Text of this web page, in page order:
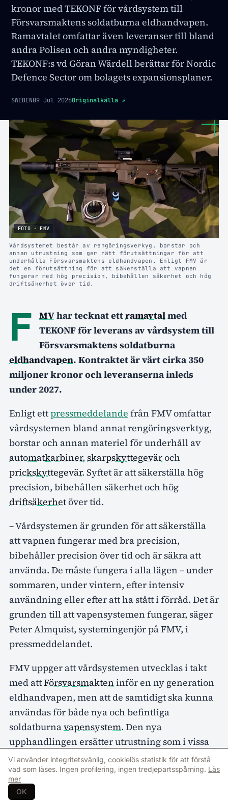
kronor med TEKONF för vårdsystem till
Försvarsmaktens soldatburna eldhandvapen.
Ramavtalet omfattar även leveranser till bland
andra Polisen och andra myndigheter.
TEKONF:s vd Göran Wärdell berättar för Nordic
Defence Sector om bolagets expansionsplaner.
SWEDEN09 Jul 2026Originalkälla ↗
FOTO · FMV
Vårdsystemet består av rengöringsverkyg, borstar och
annan utrustning som ger rätt förutsättningar för att
underhålla Försvarsmaktens eldhandvapen. Enligt FMV är
det en förutsättning för att säkerställa att vapnen
fungerar med hög precision, bibehållen säkerhet och hög
driftsäkerhet över tid.
F MVhar tecknat ettramavtalmed
TEKONF för leverans av vårdsystem till
Försvarsmaktens soldatburna
eldhandvapen. Kontraktet är värt cirka 350
miljoner kronor och leveranserna inleds
under 2027.
Enligt ettpressmeddelande från FMV omfattar
vårdsystemen bland annat rengöringsverktyg,
borstar och annan materiel för underhåll av
automatkarbiner, skarpskyttegeväroch
prickskyttegevär. Syftet är att säkerställa hög
precision, bibehållen säkerhet och hög
driftsäkerhetöver tid.
– Vårdsystemen är grunden för att säkerställa
att vapnen fungerar med bra precision,
bibehåller precision över tid och är säkra att
använda. De måste fungera i alla lägen – under
sommaren, under vintern, efter intensiv
användning eller efter att ha stått i förråd. Det är
grunden till att vapensystemen fungerar, säger
Peter Almquist, systemingenjör på FMV, i
pressmeddelandet.
FMV uppger att vårdsystemen utvecklas i takt
med attFörsvarsmakten inför en ny generation
eldhandvapen, men att de samtidigt ska kunna
användas för både nya och befintliga
soldatburnavapensystem. Den nya
upphandlingen ersätter utrustning som i vissa
fall köptes in redan under 1980-talet.
– Tidigare har vi använt äldre utrustning. Nu får
vi moderna borstar och rengöringsverktyg som
Vi använder integritetsvänlig, cookielös statistik för att förstå
vad som läses. Ingen profilering, ingen tredjepartsspårning. Läs
mer
OK